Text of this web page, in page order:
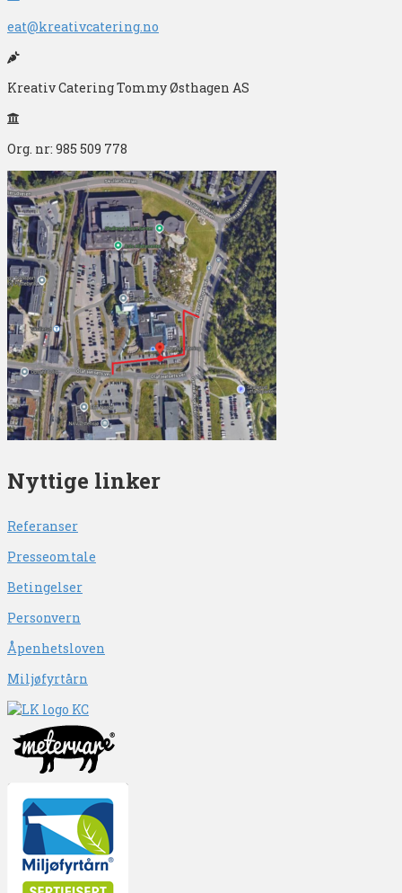
eat@kreativcatering.no
Kreativ Catering Tommy Østhagen AS
Org. nr: 985 509 778
Nyttige linker
Referanser
Presseomtale
Betingelser
Personvern
Åpenhetsloven
Miljøfyrtårn